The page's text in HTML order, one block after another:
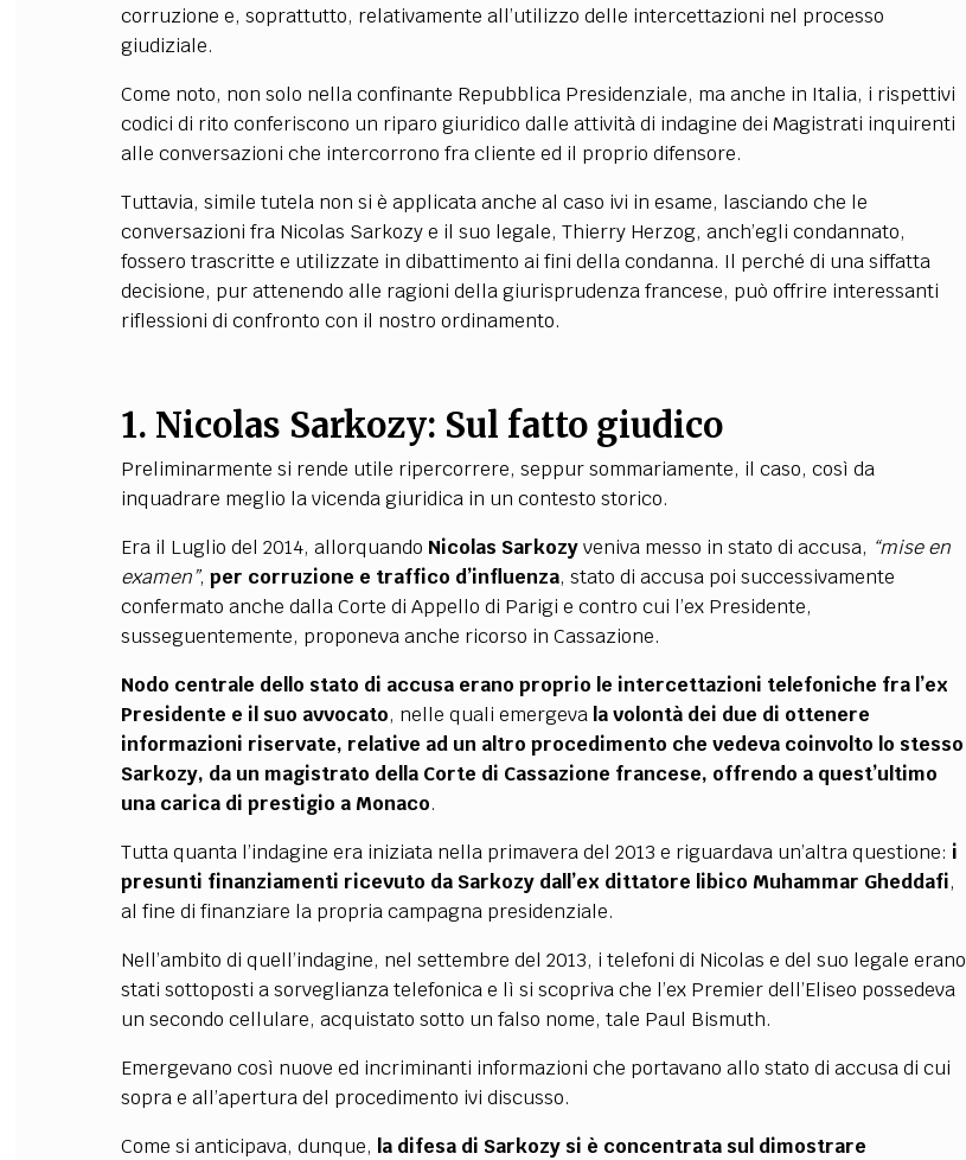
corruzione e, soprattutto, relativamente all’utilizzo delle intercettazioni nel processo
giudiziale.
Come noto, non solo nella confinante Repubblica Presidenziale, ma anche in Italia, i rispettivi
codici di rito conferiscono un riparo giuridico dalle attività di indagine dei Magistrati inquirenti
alle conversazioni che intercorrono fra cliente ed il proprio difensore.
Tuttavia, simile tutela non si è applicata anche al caso ivi in esame, lasciando che le
conversazioni fra Nicolas Sarkozy e il suo legale, Thierry Herzog, anch’egli condannato,
fossero trascritte e utilizzate in dibattimento ai fini della condanna. Il perché di una siffatta
decisione, pur attenendo alle ragioni della giurisprudenza francese, può offrire interessanti
riflessioni di confronto con il nostro ordinamento.
1. Nicolas Sarkozy: Sul fatto giudico
Preliminarmente si rende utile ripercorrere, seppur sommariamente, il caso, così da
inquadrare meglio la vicenda giuridica in un contesto storico.
Era il Luglio del 2014, allorquando Nicolas Sarkozyveniva messo in stato di accusa, “mise en
examen”, per corruzione e traffico d’influenza, stato di accusa poi successivamente
confermato anche dalla Corte di Appello di Parigi e contro cui l’ex Presidente,
susseguentemente, proponeva anche ricorso in Cassazione.
Nodo centrale dello stato di accusa erano proprio le intercettazioni telefoniche fra l’ex
Presidente e il suo avvocato, nelle quali emergeva la volontà dei due di ottenere
informazioni riservate, relative ad un altro procedimento che vedeva coinvolto lo stesso
Sarkozy, da un magistrato della Corte di Cassazione francese, offrendo a quest’ultimo
una carica di prestigio a Monaco.
Tutta quanta l’indagine era iniziata nella primavera del 2013 e riguardava un’altra questione: i
presunti finanziamenti ricevuto da Sarkozy dall’ex dittatore libico Muhammar Gheddafi,
al fine di finanziare la propria campagna presidenziale.
Nell’ambito di quell’indagine, nel settembre del 2013, i telefoni di Nicolas e del suo legale erano
stati sottoposti a sorveglianza telefonica e lì si scopriva che l’ex Premier dell’Eliseo possedeva
un secondo cellulare, acquistato sotto un falso nome, tale Paul Bismuth.
Emergevano così nuove ed incriminanti informazioni che portavano allo stato di accusa di cui
sopra e all’apertura del procedimento ivi discusso.
Come si anticipava, dunque, la difesa di Sarkozy si è concentrata sul dimostrare